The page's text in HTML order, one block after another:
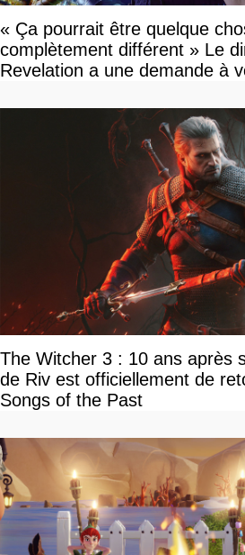
« Ça pourrait être quelque
complètement différent » Le
Revelation a une demande à
The Witcher 3 : 10 ans après
de Riv est officiellement de
Songs of the Past